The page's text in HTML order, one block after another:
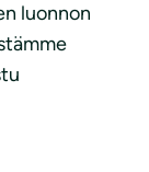
luonnon